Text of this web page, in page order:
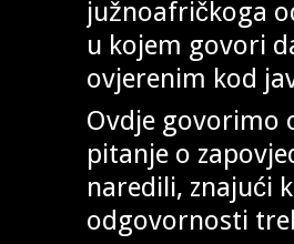
južnoafričkoga
u kojem govori
ovjerenim kod
Ovdje govorimo
pitanje o
naredili, znajući
odgovornosti